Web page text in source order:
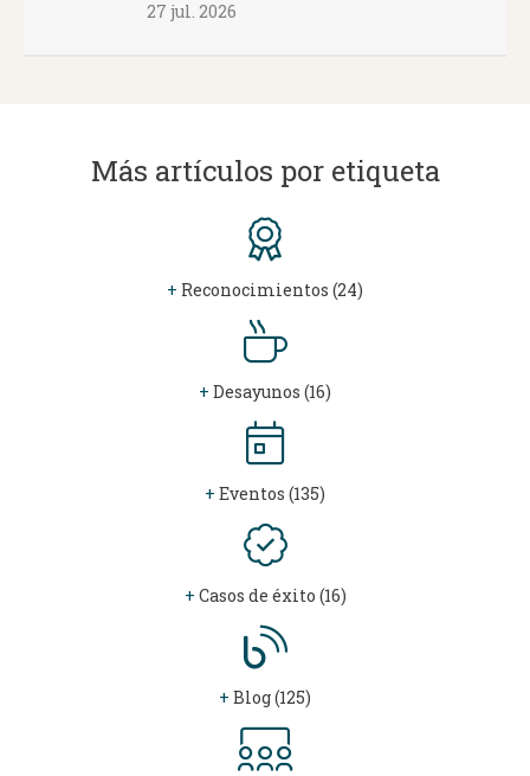
27 jul. 2026
Más artículos por etiqueta
+ Reconocimientos (24)
+ Desayunos (16)
+ Eventos (135)
+ Casos de éxito (16)
+ Blog (125)